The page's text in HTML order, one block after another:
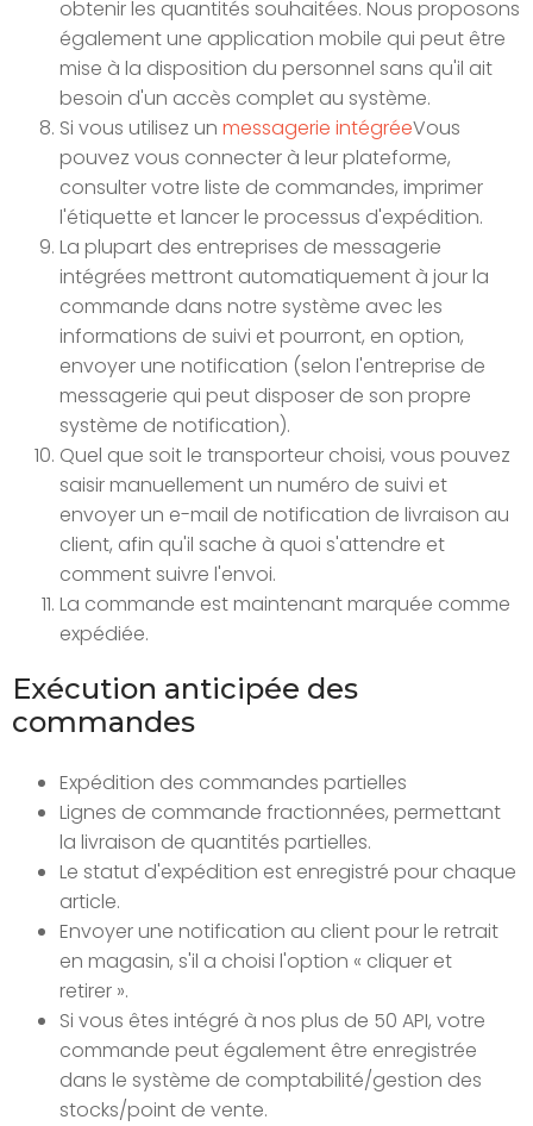
obtenir les quantités souhaitées. Nous proposons
également une application mobile qui peut être
mise à la disposition du personnel sans qu'il ait
besoin d'un accès complet au système.
Si vous utilisez un messagerie intégréeVous
pouvez vous connecter à leur plateforme,
consulter votre liste de commandes, imprimer
l'étiquette et lancer le processus d'expédition.
La plupart des entreprises de messagerie
intégrées mettront automatiquement à jour la
commande dans notre système avec les
informations de suivi et pourront, en option,
envoyer une notification (selon l'entreprise de
messagerie qui peut disposer de son propre
système de notification).
Quel que soit le transporteur choisi, vous pouvez
saisir manuellement un numéro de suivi et
envoyer un e-mail de notification de livraison au
client, afin qu'il sache à quoi s'attendre et
comment suivre l'envoi.
La commande est maintenant marquée comme
expédiée.
Exécution anticipée des
commandes
Expédition des commandes partielles
Lignes de commande fractionnées, permettant
la livraison de quantités partielles.
Le statut d'expédition est enregistré pour chaque
article.
Envoyer une notification au client pour le retrait
en magasin, s'il a choisi l'option « cliquer et
retirer ».
Si vous êtes intégré à nos plus de 50 API, votre
commande peut également être enregistrée
dans le système de comptabilité/gestion des
stocks/point de vente.